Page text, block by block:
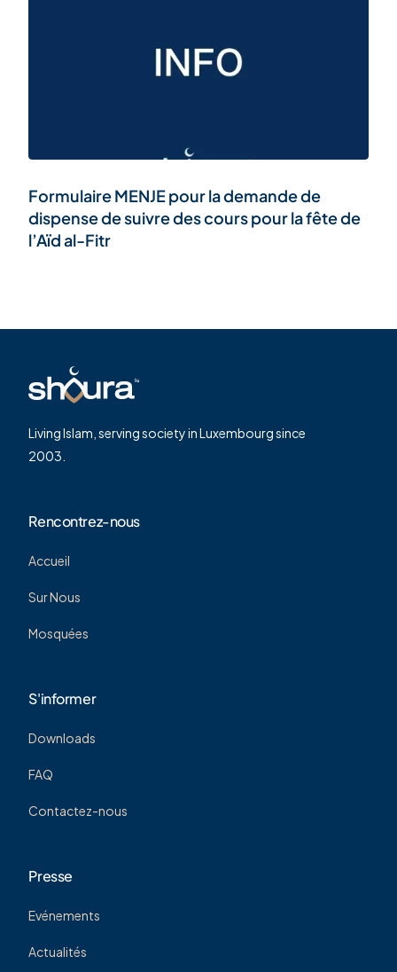
Formulaire MENJE pour la demande de
dispense de suivre des cours pour la fête de
l’Aïd al-Fitr
Living Islam, serving society in Luxembourg since
2003.
Rencontrez-nous
Accueil
Sur Nous
Mosquées
S'informer
Downloads
FAQ
Contactez-nous
Presse
Evénements
Actualités